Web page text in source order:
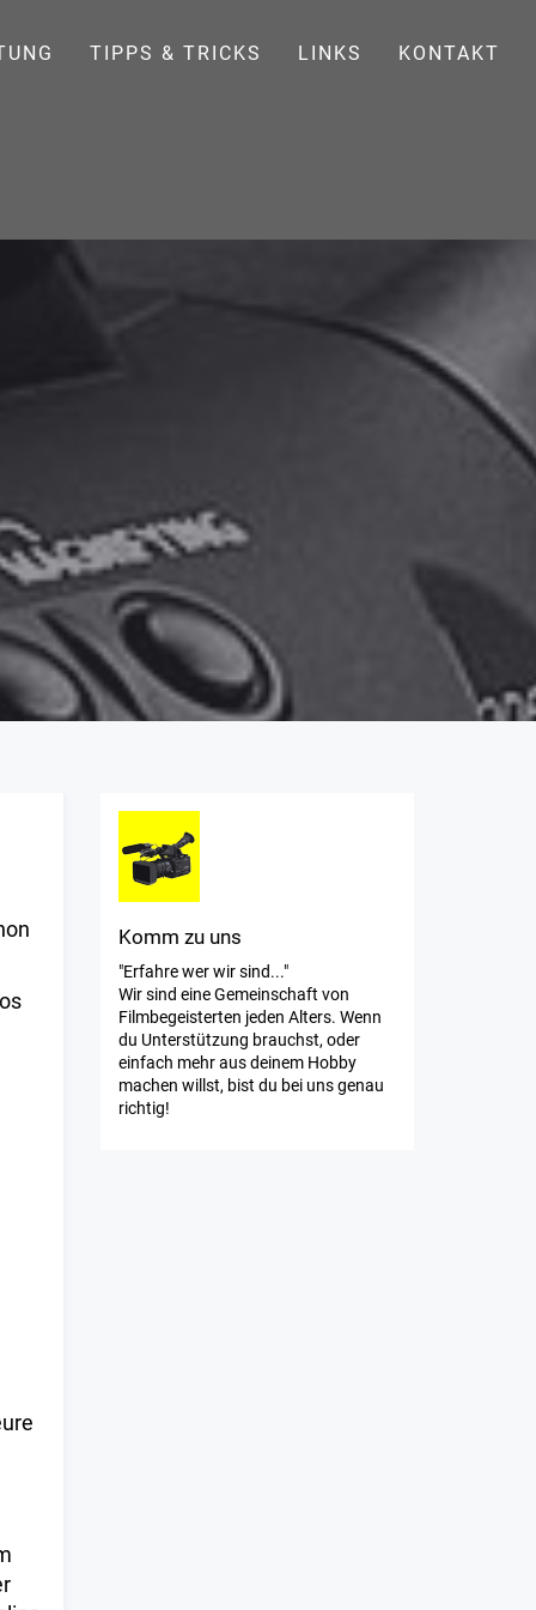
TIPPS & TRICKS LINKS KONTAKT
Komm zu uns
"Erfahre wer wir sind..."
Wir sind eine Gemeinschaft von
Filmbegeisterten jeden Alters. Wenn
du Unterstützung brauchst, oder
einfach mehr aus deinem Hobby
machen willst, bist du bei uns genau
richtig!